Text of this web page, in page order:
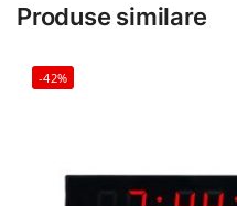
Produse similare
-42%